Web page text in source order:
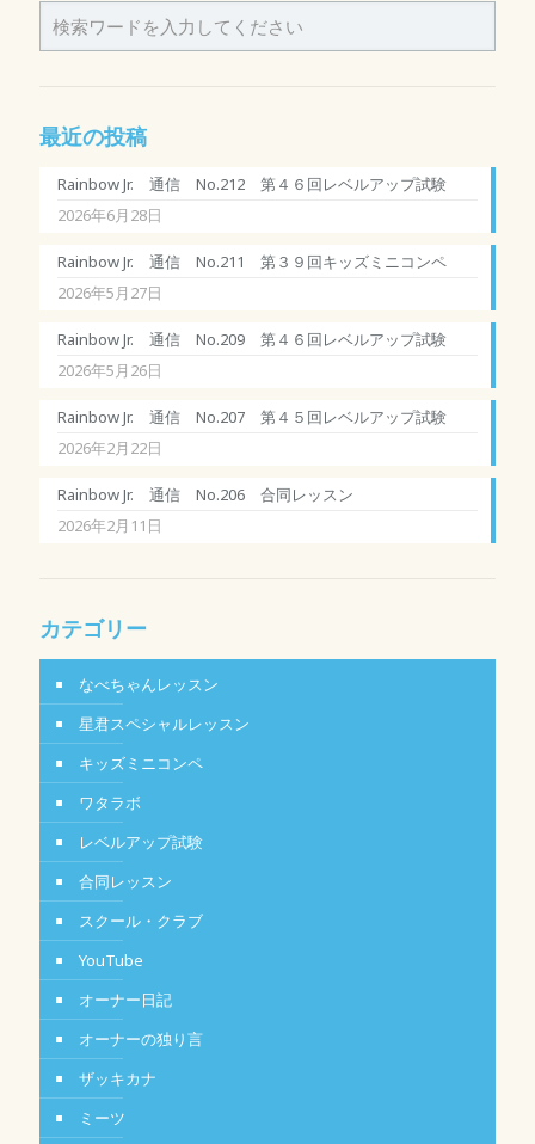
最近の投稿
Rainbow Jr. 通信 No.212 第４６回レベルアップ試験
2026年6月28日
Rainbow Jr. 通信 No.211 第３９回キッズミニコンペ
2026年5月27日
Rainbow Jr. 通信 No.209 第４６回レベルアップ試験
2026年5月26日
Rainbow Jr. 通信 No.207 第４５回レベルアップ試験
2026年2月22日
Rainbow Jr. 通信 No.206 合同レッスン
2026年2月11日
カテゴリー
なべちゃんレッスン
星君スペシャルレッスン
キッズミニコンペ
ワタラボ
レベルアップ試験
合同レッスン
スクール・クラブ
YouTube
オーナー日記
オーナーの独り言
ザッキカナ
ミーツ